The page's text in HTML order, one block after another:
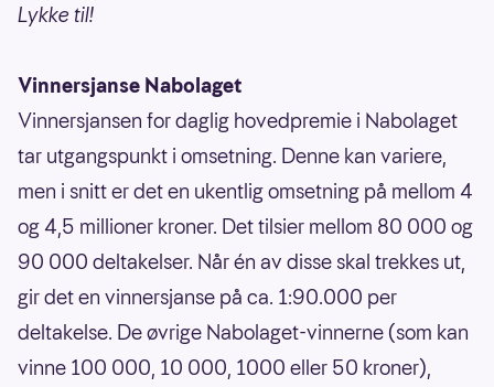
Lykke til!
Vinnersjanse Nabolaget
Vinnersjansen for daglig hovedpremie i Nabolaget
tar utgangspunkt i omsetning. Denne kan variere,
men i snitt er det en ukentlig omsetning på mellom 4
og 4,5 millioner kroner. Det tilsier mellom 80 000 og
90 000 deltakelser. Når én av disse skal trekkes ut,
gir det en vinnersjanse på ca. 1:90.000 per
deltakelse. De øvrige Nabolaget-vinnerne (som kan
vinne 100 000, 10 000, 1000 eller 50 kroner),